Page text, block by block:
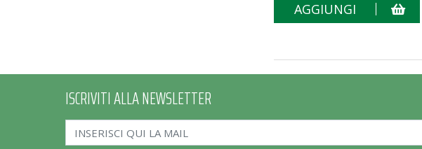
AGGIUNGI
ISCRIVITI ALLA NEWSLETTER